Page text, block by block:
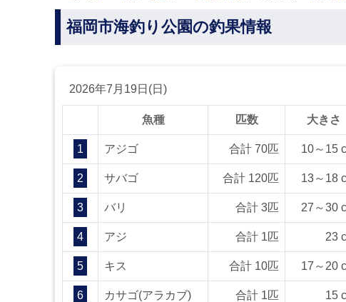
福岡市海釣り公園の釣果情報
2026年7月19日(日)
魚種 匹数 大きさ
1 アジゴ 合計 70匹 10～15
2 サバゴ 合計 120匹 13～18
3 バリ 合計 3匹 27～30
4 アジ 合計 1匹 23
5 キス 合計 10匹 17～20
6 カサゴ(アラカブ) 合計 1匹 15